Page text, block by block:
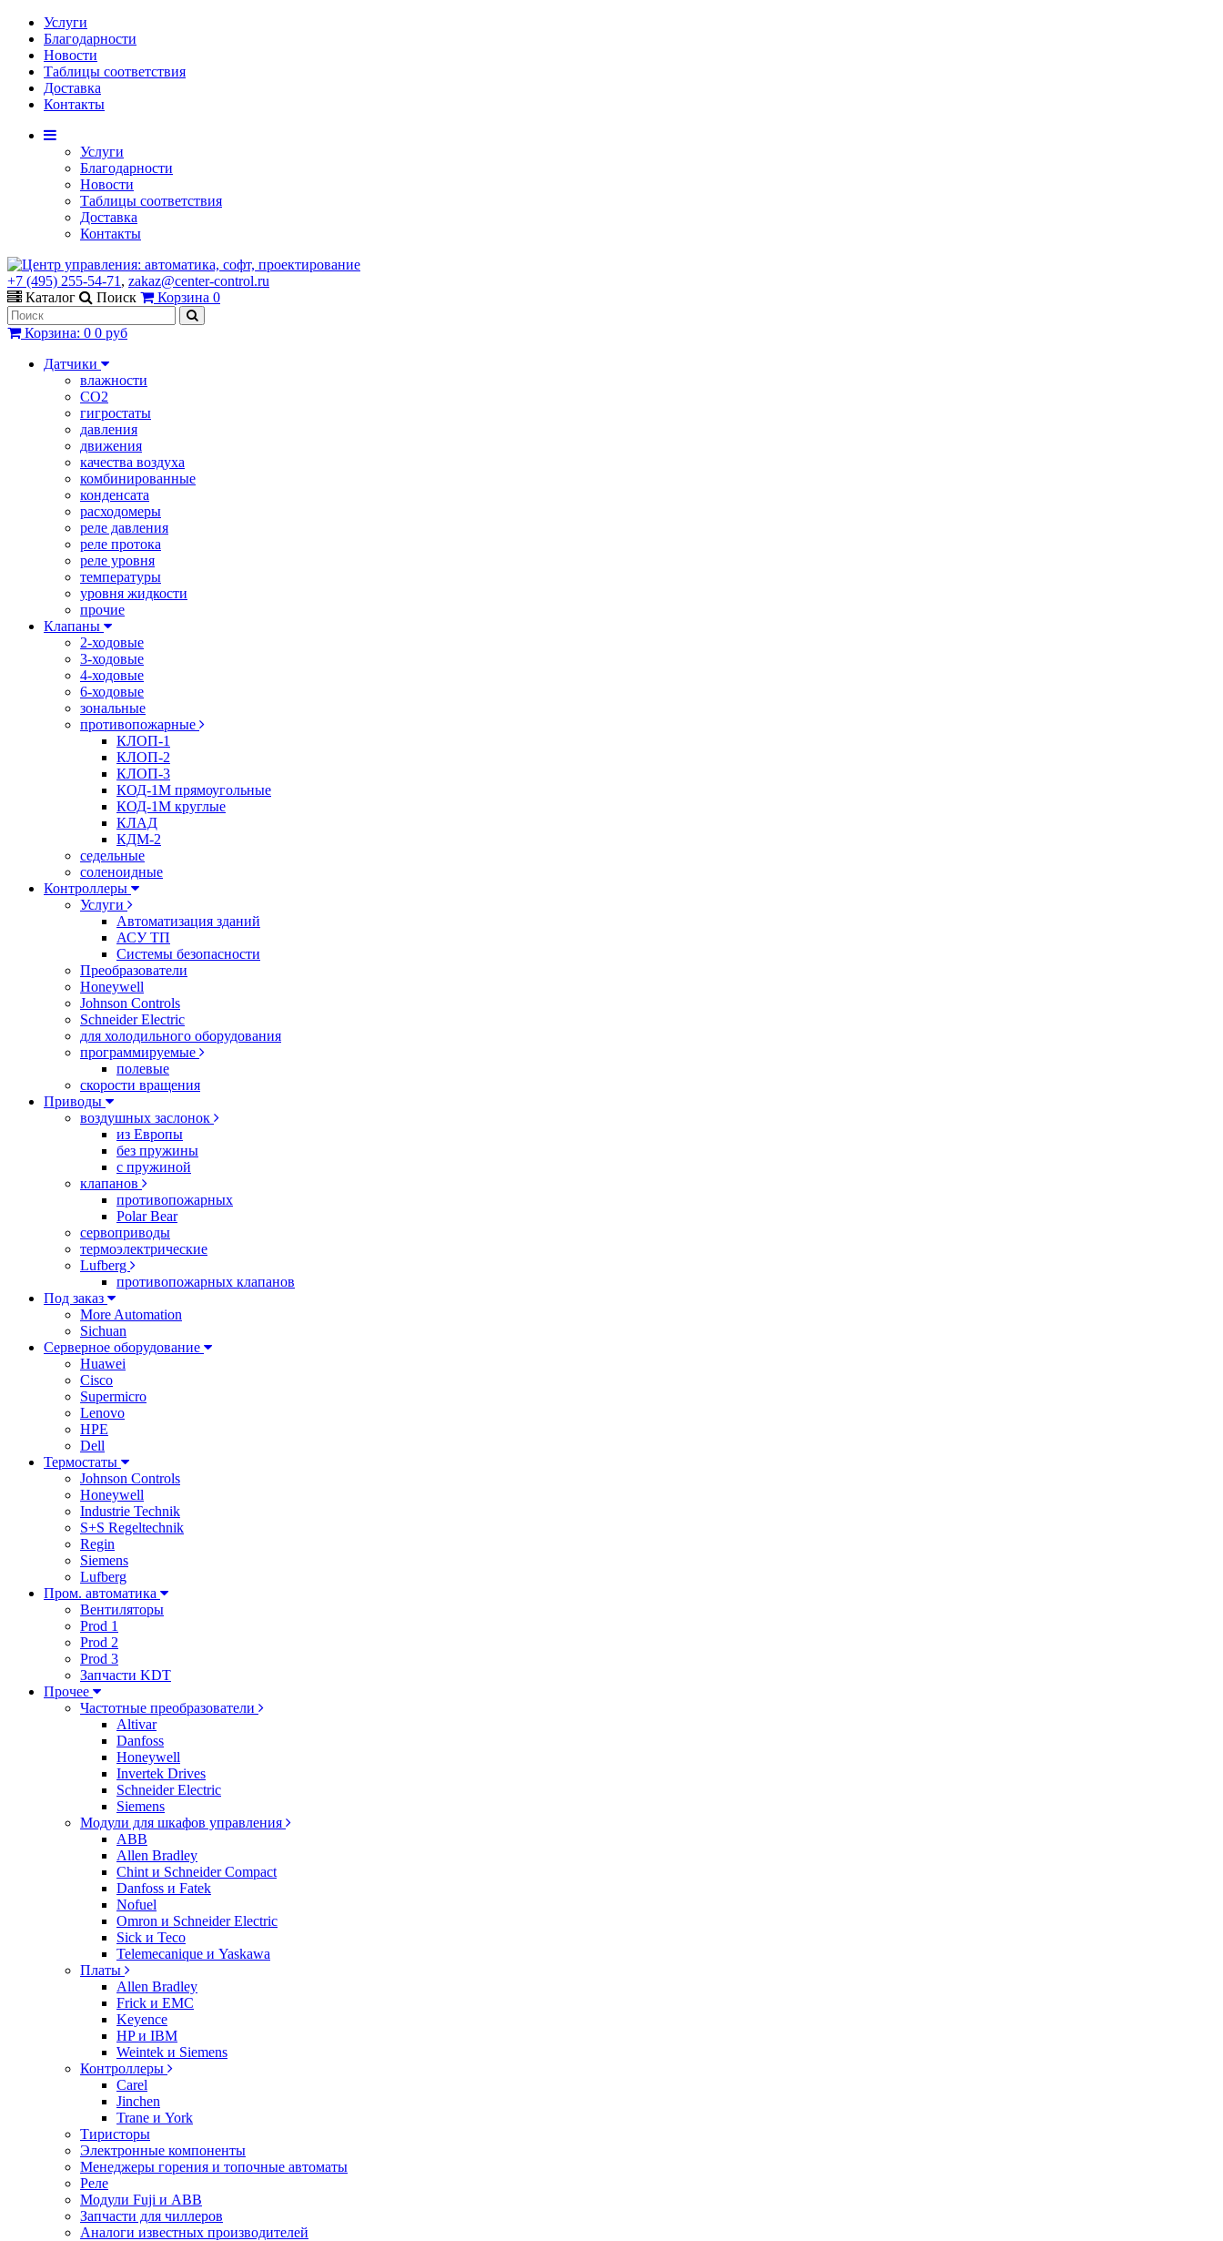
Услуги
Благодарности
Новости
Таблицы соответствия
Доставка
Контакты
Услуги
Благодарности
Новости
Таблицы соответствия
Доставка
Контакты
+7 (495) 255-54-71 , zakaz@center-control.ru
Каталог
Поиск Корзина 0
Корзина: 0 0 руб
Датчики
влажности
CO2
гигростаты
давления
движения
качества воздуха
комбинированные
конденсата
расходомеры
реле давления
реле протока
реле уровня
температуры
уровня жидкости
прочие
Клапаны
2-ходовые
3-ходовые
4-ходовые
6-ходовые
зональные
противопожарные
КЛОП-1
КЛОП-2
КЛОП-3
КОД-1М прямоугольные
КОД-1М круглые
КЛАД
КДМ-2
седельные
соленоидные
Контроллеры
Услуги
Автоматизация зданий
АСУ ТП
Системы безопасности
Преобразователи
Honeywell
Johnson Controls
Schneider Electric
для холодильного оборудования
программируемые
полевые
скорости вращения
Приводы
воздушных заслонок
из Европы
без пружины
с пружиной
клапанов
противопожарных
Polar Bear
сервоприводы
термоэлектрические
Lufberg
противопожарных клапанов
Под заказ
More Automation
Sichuan
Серверное оборудование
Huawei
Cisco
Supermicro
Lenovo
HPE
Dell
Термостаты
Johnson Controls
Honeywell
Industrie Technik
S+S Regeltechnik
Regin
Siemens
Lufberg
Пром. автоматика
Вентиляторы
Prod 1
Prod 2
Prod 3
Запчасти KDT
Прочее
Частотные преобразователи
Altivar
Danfoss
Honeywell
Invertek Drives
Schneider Electric
Siemens
Модули для шкафов управления
ABB
Allen Bradley
Chint и Schneider Compact
Danfoss и Fatek
Nofuel
Omron и Schneider Electric
Sick и Teco
Telemecanique и Yaskawa
Платы
Allen Bradley
Frick и EMC
Keyence
HP и IBM
Weintek и Siemens
Контроллеры
Carel
Jinchen
Trane и York
Тиристоры
Электронные компоненты
Менеджеры горения и топочные автоматы
Реле
Модули Fuji и ABB
Запчасти для чиллеров
Аналоги известных производителей